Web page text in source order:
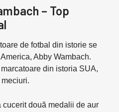
– Top
de fotbal din istorie se
Abby Wambach.
din istoria SUA,
două medalii de aur